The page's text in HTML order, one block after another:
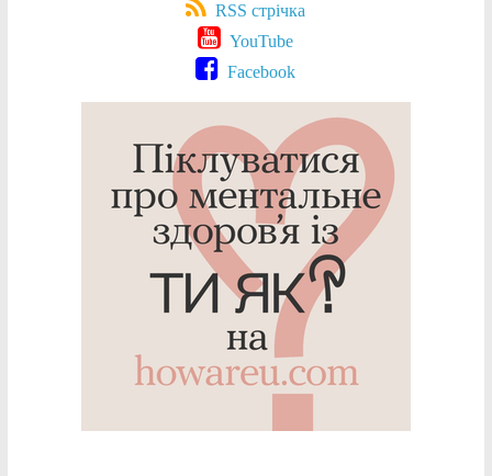
RSS стрічка
YouTube
Facebook